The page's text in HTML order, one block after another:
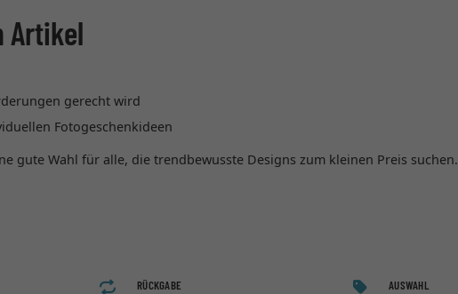
Artikel
gerecht wird
Fotogeschenkideen
gute Wahl für alle, die trendbewusste Designs zum kleinen Preis suchen.
RÜCKGABE AUSWAHL